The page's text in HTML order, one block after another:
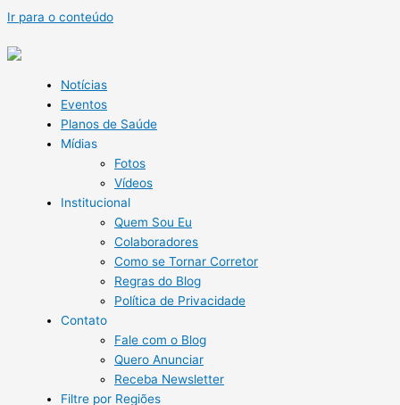
Ir para o conteúdo
Notícias
Eventos
Planos de Saúde
Mídias
Fotos
Vídeos
Institucional
Quem Sou Eu
Colaboradores
Como se Tornar Corretor
Regras do Blog
Política de Privacidade
Contato
Fale com o Blog
Quero Anunciar
Receba Newsletter
Filtre por Regiões